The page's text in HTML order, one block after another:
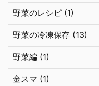
野菜のレシピ (1)
野菜の冷凍保存 (13)
野菜編 (1)
金スマ (1)